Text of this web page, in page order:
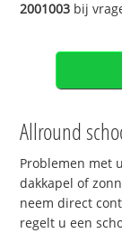
2001003 bij
Allround
Problemen met
dakkapel of
neem direct
regelt u een